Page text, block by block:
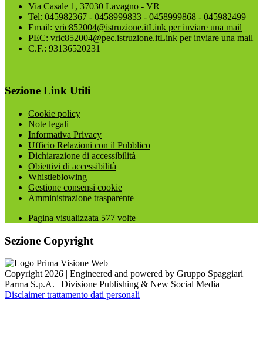
Via Casale 1, 37030 Lavagno - VR
Tel: 045982367 - 0458999833 - 0458999868 - 045982499
Email: vric852004@istruzione.itLink per inviare una mail
PEC: vric852004@pec.istruzione.itLink per inviare una mail
C.F.: 93136520231
Sezione Link Utili
Cookie policy
Note legali
Informativa Privacy
Ufficio Relazioni con il Pubblico
Dichiarazione di accessibilità
Obiettivi di accessibilità
Whistleblowing
Gestione consensi cookie
Amministrazione trasparente
Pagina visualizzata 577 volte
Sezione Copyright
Copyright 2026 | Engineered and powered by Gruppo Spaggiari
Parma S.p.A. | Divisione Publishing & New Social Media
Disclaimer trattamento dati personali